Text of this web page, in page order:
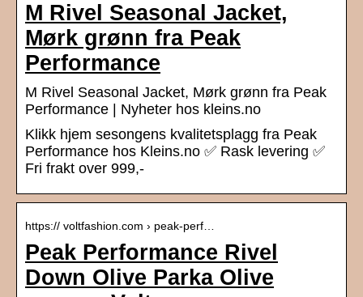
M Rivel Seasonal Jacket,
Mørk grønn fra Peak
Performance
M Rivel Seasonal Jacket, Mørk grønn fra Peak
Performance | Nyheter hos kleins.no
Klikk hjem sesongens kvalitetsplagg fra Peak
Performance hos Kleins.no ✅ Rask levering ✅
Fri frakt over 999,-
https:// voltfashion.com › peak-perf…
Peak Performance Rivel
Down Olive Parka Olive